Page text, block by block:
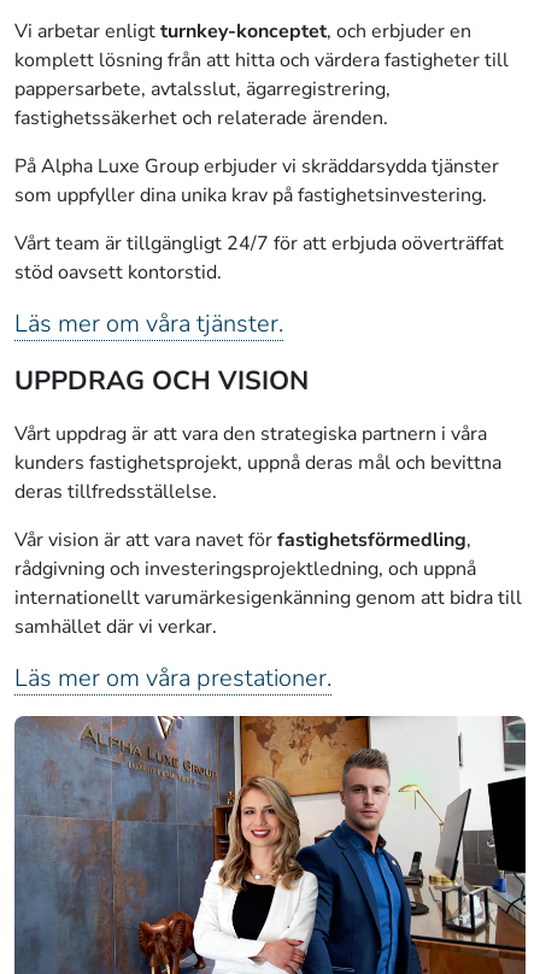
Vi arbetar enligtturnkey-konceptet, och erbjuder en
komplett lösning från att hitta och värdera fastigheter till
pappersarbete, avtalsslut, ägarregistrering,
fastighetssäkerhet och relaterade ärenden.
På Alpha Luxe Group erbjuder vi skräddarsydda tjänster
som uppfyller dina unika krav på fastighetsinvestering.
Vårt team är tillgängligt 24/7 för att erbjuda oöverträffat
stöd oavsett kontorstid.
Läs mer om våra tjänster.
UPPDRAG OCH VISION
Vårt uppdrag är att vara den strategiska partnern i våra
kunders fastighetsprojekt, uppnå deras mål och bevittna
deras tillfredsställelse.
Vår vision är att vara navet förfastighetsförmedling,
rådgivning och investeringsprojektledning, och uppnå
internationellt varumärkesigenkänning genom att bidra till
samhället där vi verkar.
Läs mer om våra prestationer.